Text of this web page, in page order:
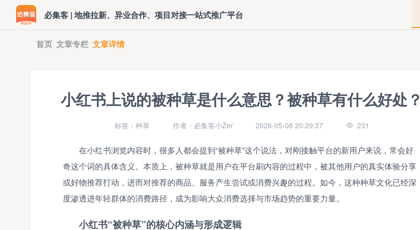
必集客 | 地推拉新、异业合作、项目对接一站式推广平台
首页 文章专栏 文章详情
小红书上说的被种草是什么意思？被种草有什么好处？
标签：种草 作者：必集客小Zer 2026-05-08 20:29:37 231
在小红书浏览内容时，很多人都会提到“被种草”这个说法，对刚接触平台的新用户来说，常会好
奇这个词的具体含义。本质上，被种草就是用户在平台刷内容的过程中，被其他用户的真实体验分享
或好物推荐打动，进而对推荐的商品、服务产生尝试或消费兴趣的过程。如今，这种种草文化已经深
度渗透进年轻群体的消费路径，成为影响大众消费选择与市场趋势的重要力量。
小红书“被种草”的核心内涵与形成逻辑